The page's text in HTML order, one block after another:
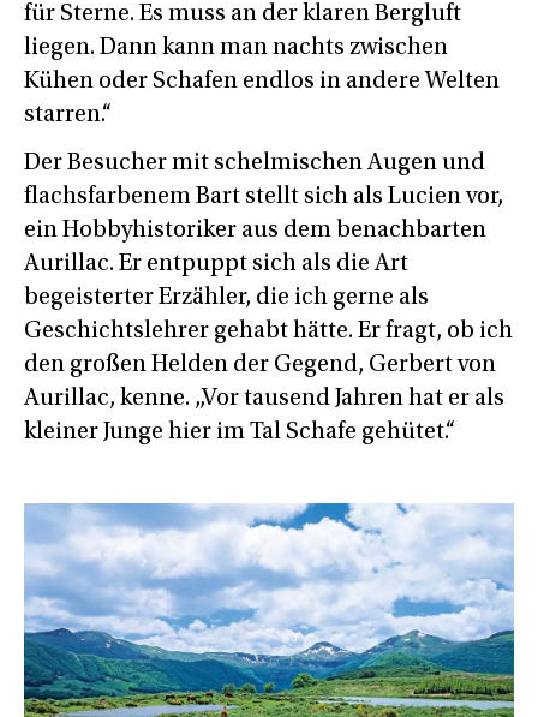
für Sterne. Es muss an der klaren Bergluft
liegen. Dann kann man nachts zwischen
Kühen oder Schafen endlos in andere Welten
starren.“
Der Besucher mit schelmischen Augen und
flachsfarbenem Bart stellt sich als Lucien vor,
ein Hobbyhistoriker aus dem benachbarten
Aurillac. Er entpuppt sich als die Art
begeisterter Erzähler, die ich gerne als
Geschichtslehrer gehabt hätte. Er fragt, ob ich
den großen Helden der Gegend, Gerbert von
Aurillac, kenne. „Vor tausend Jahren hat er als
kleiner Junge hier im Tal Schafe gehütet.“